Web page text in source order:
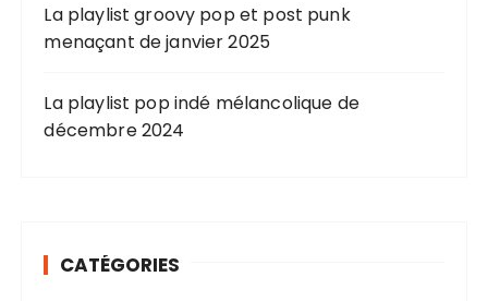
La playlist groovy pop et post punk
menaçant de janvier 2025
La playlist pop indé mélancolique de
décembre 2024
CATÉGORIES